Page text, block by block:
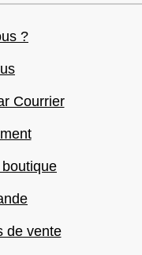
?
Courrier
de vente